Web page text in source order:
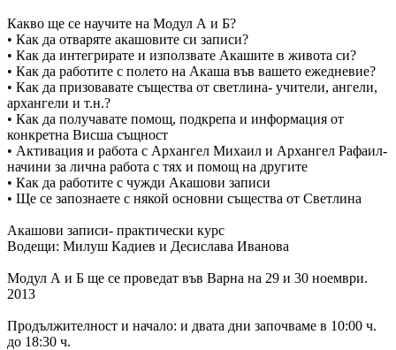
Какво ще се научите на Модул А и Б?
• Как да отваряте акашовите си записи?
• Как да интегрирате и използвате Акашите в живота си?
• Как да работите с полето на Акаша във вашето ежедневие?
• Как да призовавате същества от светлина- учители, ангели,
архангели и т.н.?
• Как да получавате помощ, подкрепа и информация от
конкретна Висша същност
• Активация и работа с Архангел Михаил и Архангел Рафаил-
начини за лична работа с тях и помощ на другите
• Как да работите с чужди Акашови записи
• Ще се запознаете с някой основни същества от Светлина
Акашови записи- практически курс
Водещи: Милуш Кадиев и Десислава Иванова
Модул А и Б ще се проведат във Варна на 29 и 30 ноември.
2013
Продължителност и начало: и двата дни започваме в 10:00 ч.
до 18:30 ч.